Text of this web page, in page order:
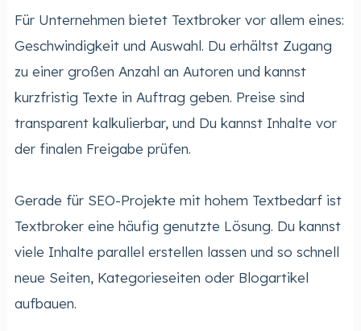
Für Unternehmen bietet Textbroker vor allem eines:
Geschwindigkeit und Auswahl. Du erhältst Zugang
zu einer großen Anzahl an Autoren und kannst
kurzfristig Texte in Auftrag geben. Preise sind
transparent kalkulierbar, und Du kannst Inhalte vor
der finalen Freigabe prüfen.
Gerade für SEO-Projekte mit hohem Textbedarf ist
Textbroker eine häufig genutzte Lösung. Du kannst
viele Inhalte parallel erstellen lassen und so schnell
neue Seiten, Kategorieseiten oder Blogartikel
aufbauen.